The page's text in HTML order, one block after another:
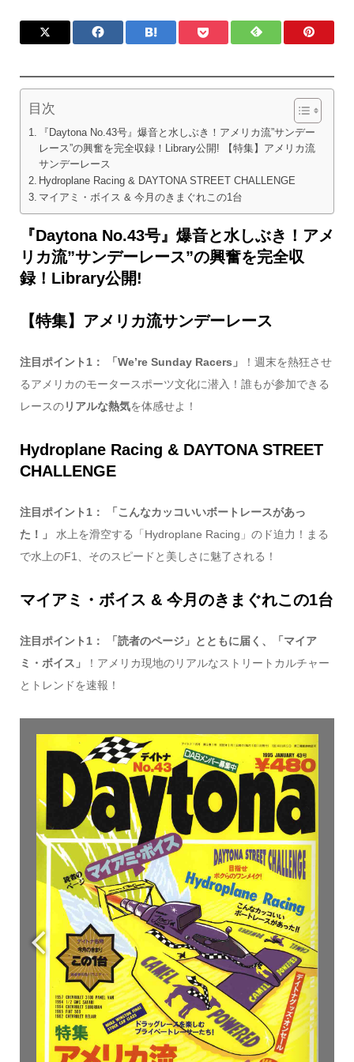
目次
『Daytona No.43号』爆音と水しぶき！アメリカ流”サンデー
レース”の興奮を完全収録！Library公開! 【特集】アメリカ流
サンデーレース
Hydroplane Racing & DAYTONA STREET CHALLENGE
マイアミ・ボイス & 今月のきまぐれこの1台
『Daytona No.43号』爆音と水しぶき！アメ
リカ流”サンデーレース”の興奮を完全収
録！Library公開!
【特集】アメリカ流サンデーレース
注目ポイント1： 「We’re Sunday Racers」
！週末を熱狂させ
るアメリカのモータースポーツ文化に潜入！誰もが参加できる
レースのリアルな熱気を体感せよ！
Hydroplane Racing & DAYTONA STREET
CHALLENGE
注目ポイント1：
「こんなカッコいいボートレースがあっ
た！」
水上を滑空する「Hydroplane Racing」のド迫力！まる
で水上のF1、そのスピードと美しさに魅了される！
マイアミ・ボイス & 今月のきまぐれこの1台
注目ポイント1：
「読者のページ」とともに届く、「マイア
ミ・ボイス」
！アメリカ現地のリアルなストリートカルチャー
とトレンドを速報！